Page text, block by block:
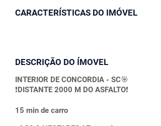
CARACTERÍSTICAS DO IMÓVEL
DESCRIÇÃO DO ÍMOVEL
INTERIOR DE CONCORDIA - SC🎯
❗DISTANTE 2000 M DO ASFALTO❗
15 min de carro